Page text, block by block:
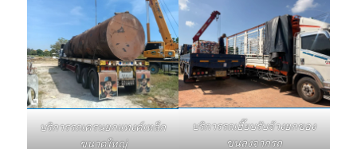
บริการรถเครนยกแทงค์เหล็ก
ขนาดใหญ่
บริการรถเฮี๊ยบรับจ้างยกของ
ขนลงจากรถ